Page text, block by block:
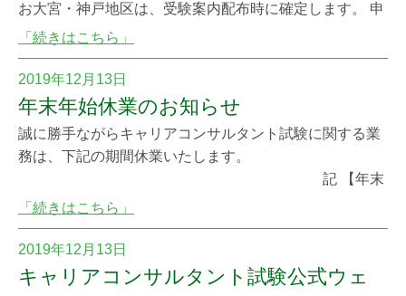
お大宮・神戸地区は、受験案内配布時に確定します。 申
請前に受験案内やWebサイトで最新情報を必ずご確認く
「続きはこちら」
2019年12月13日
年末年始休業のお知らせ
誠に勝手ながらキャリアコンサルタント試験に関する業
務は、下記の期間休業いたします。
記 【年末
年始休業期間】 令和元年12月27日（金）～令和2年1
までとさせていただきます。 年始は1月6日
（月）より通常業務となります。 休業期間中は電話によ
「続きはこちら」
2019年12月13日
キャリアコンサルタント試験公式ウェ